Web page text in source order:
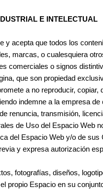
E INTELECTUAL
y acepta que todos los
marcas, o cualesquiera
comerciales o signos
que son propiedad
a no reproducir,
indemne a la empresa
renuncia, transmisión,
de Uso del Espacio Web
del Espacio Web y/o de
y expresa autorización
fotografías, diseños,
propio Espacio en su